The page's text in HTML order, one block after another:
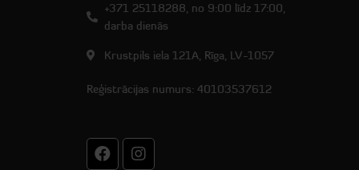
+371 25118288, no 9:00 līdz 17:00,
darba dienās
Krustpils iela 121A, Rīga, LV-1057
Reģistrācijas numurs: 40103537612